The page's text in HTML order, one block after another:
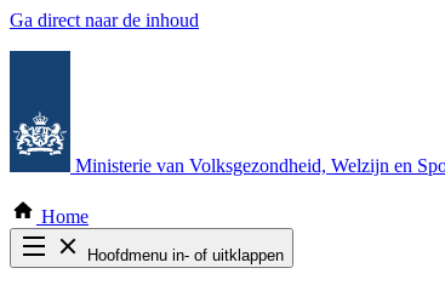
Ga direct naar de inhoud
Ministerie van Volksgezondheid, Welzijn en
Home
Hoofdmenu in- of uitklappen